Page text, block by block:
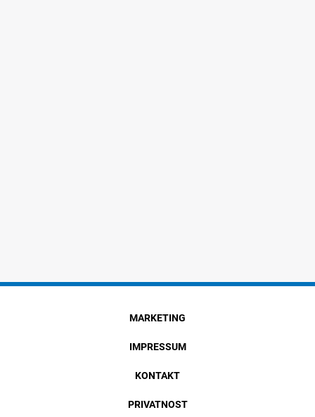
MARKETING
IMPRESSUM
KONTAKT
PRIVATNOST